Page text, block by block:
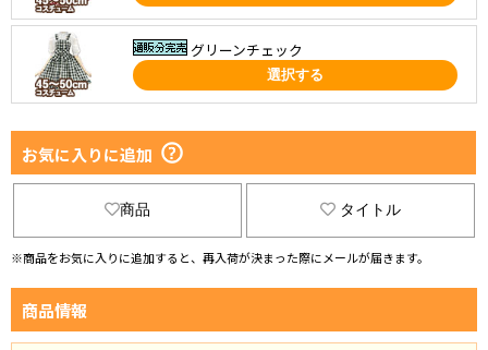
グリーンチェック
選択する
お気に入りに追加
商品 タイトル
※商品をお気に入りに追加すると、再入荷が決まった際にメールが届きます。
商品情報